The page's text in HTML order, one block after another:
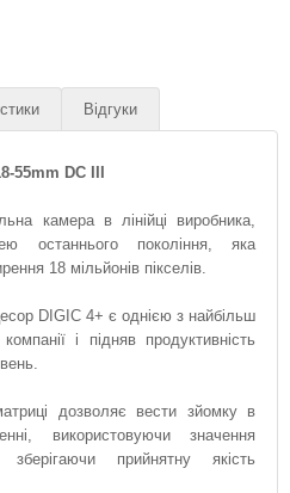
Відгуки
55mm DC III
камера в лінійці виробника,
останнього покоління, яка
18 мільйонів пікселів.
DIGIC 4+ є однією з найбільш
і підняв продуктивність
дозволяє вести зйомку в
використовуючи значення
прийнятну якість